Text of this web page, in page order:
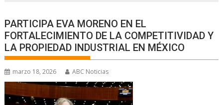
PARTICIPA EVA MORENO EN EL
FORTALECIMIENTO DE LA COMPETITIVIDAD Y
LA PROPIEDAD INDUSTRIAL EN MÉXICO
marzo 18, 2026 ABC Noticias